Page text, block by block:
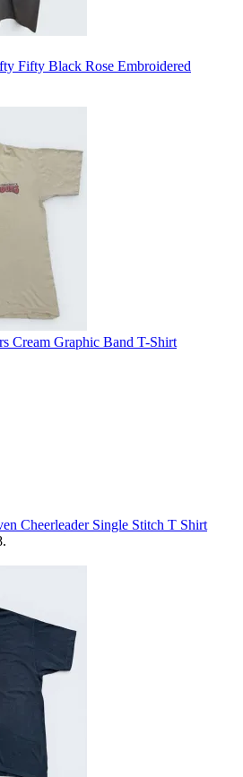
Fifty Black Rose Embroidered
Cream Graphic Band T-Shirt
Cheerleader Single Stitch T Shirt
.